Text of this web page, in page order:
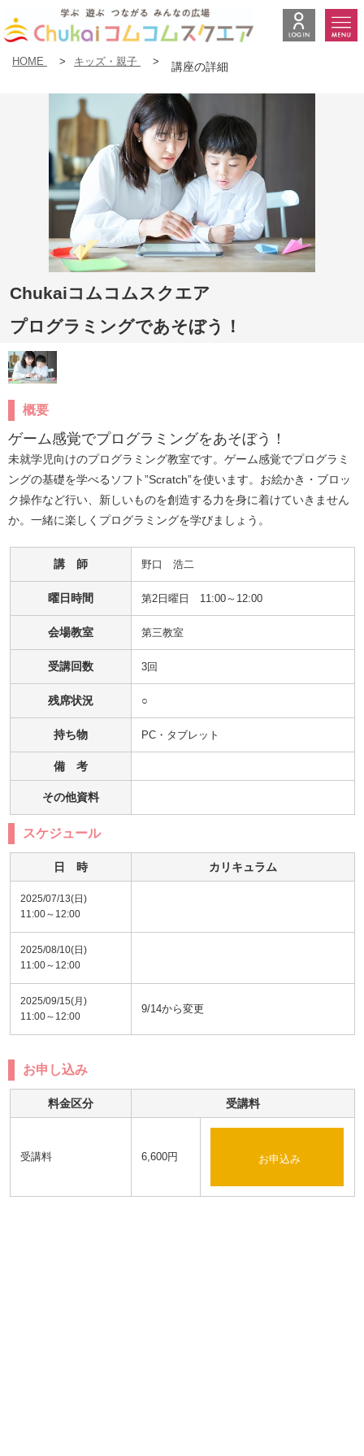
HOME > キッズ・親子 > 講座の詳細
Chukaiコムコムスクエア
プログラミングであそぼう！
概要
ゲーム感覚でプログラミングをあそぼう！
未就学児向けのプログラミング教室です。ゲーム感覚でプログラミ
ングの基礎を学べるソフト”Scratch”を使います。お絵かき・ブロッ
ク操作など行い、新しいものを創造する力を身に着けていきません
か。一緒に楽しくプログラミングを学びましょう。
講 師 野口　浩二
曜日時間 第2日曜日 11:00～12:00
会場教室 第三教室
受講回数 3回
残席状況 ○
持ち物 PC・タブレット
備 考
その他資料
スケジュール
日 時 カリキュラム
2025/07/13(日)
11:00～12:00
2025/08/10(日)
11:00～12:00
2025/09/15(月)
11:00～12:00
9/14から変更
お申し込み
料金区分 受講料
受講料 6,600円 お申込み